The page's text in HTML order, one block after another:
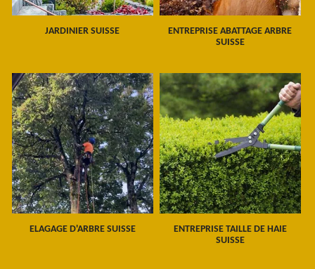
JARDINIER SUISSE
ENTREPRISE ABATTAGE ARBRE
SUISSE
ELAGAGE D'ARBRE SUISSE
ENTREPRISE TAILLE DE HAIE
SUISSE